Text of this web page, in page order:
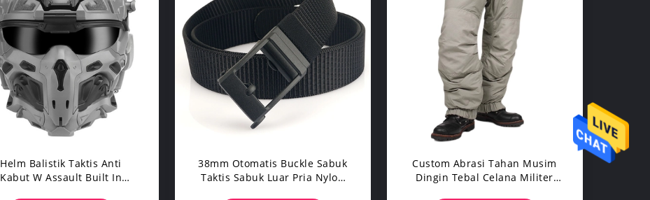
Helm Balistik Taktis Anti
Kabut W Assault Built In
38mm Otomatis Buckle Sabuk
Taktis Sabuk Luar Pria Nylon
Custom Abrasi Tahan Musim
Dingin Tebal Celana Militer